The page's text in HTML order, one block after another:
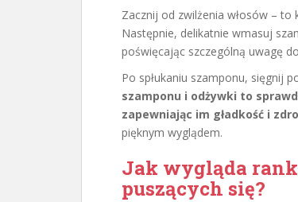
Zacznij od zwilżenia włosów – to
Następnie, delikatnie wmasuj
poświęcając szczególną uwagę
Po spłukaniu szamponu, sięgnij
szamponu i odżywki to
zapewniając im gładkość i
pięknym wyglądem.
Jak wygląda
puszących się?